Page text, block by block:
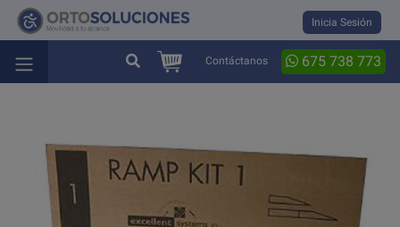
Inicia Sesión
Contáctanos 675 738 773